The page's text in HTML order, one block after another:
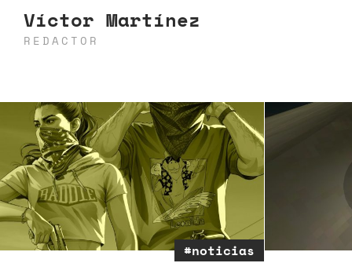
Víctor Martínez
REDACTOR
#noticias